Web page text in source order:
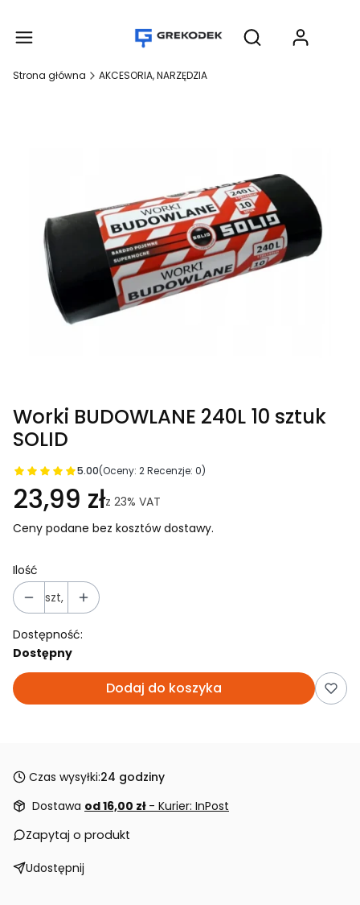
Otwórz
Strona główna AKCESORIA, NARZĘDZIA
Worki BUDOWLANE 240L 10 sztuk
SOLID
5.00(Oceny: 2 Recenzje: 0)
23,99 złz 23% VAT
Ceny podane bez kosztów dostawy.
Ilość
szt,
Dostępność:
Dostępny
Dodaj do koszyka
Czas wysyłki:24 godziny
Dostawa od 16,00 zł - Kurier: InPost
Zapytaj o produkt
Udostępnij